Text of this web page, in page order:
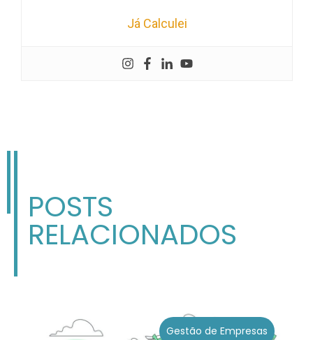
Já Calculei
POSTS
RELACIONADOS
Gestão de Empresas